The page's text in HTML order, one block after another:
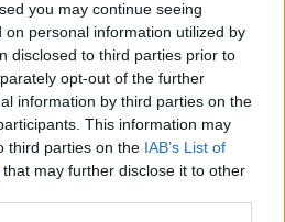
you may continue seeing
on personal information utilized by
disclosed to third parties prior to
opt-out of the further
information by third parties on the
This information may
third parties on the IAB’s List of
that may further disclose it to other